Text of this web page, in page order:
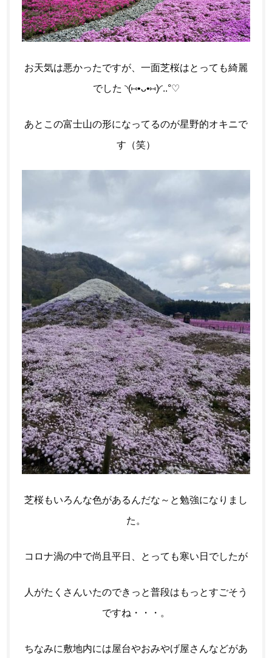
お天気は悪かったですが、一面芝桜はとっても綺麗
でした ◝(⑅•ᴗ•⑅)◜..°♡
あとこの富士山の形になってるのが星野的オキニで
す（笑）
芝桜もいろんな色があるんだな～と勉強になりまし
た。
コロナ渦の中で尚且平日、とっても寒い日でしたが
人がたくさんいたのできっと普段はもっとすごそう
ですね・・・。
ちなみに敷地内には屋台やおみやげ屋さんなどがあ